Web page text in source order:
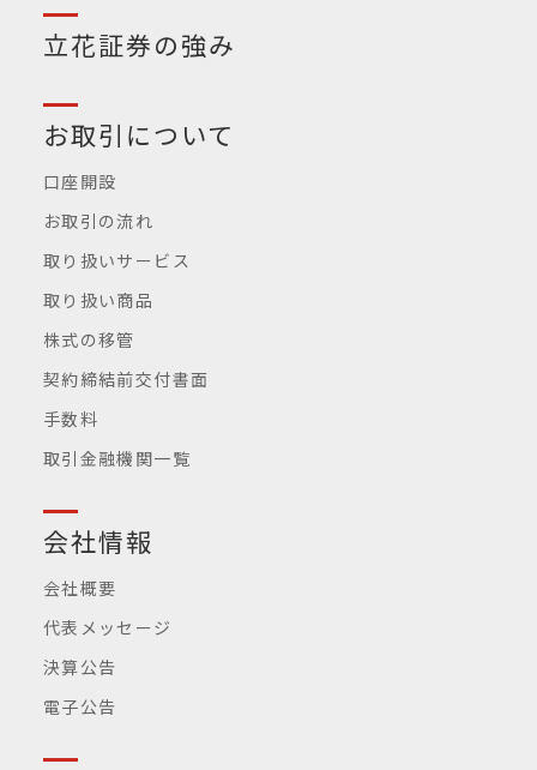
立花証券の強み
お取引について
口座開設
お取引の流れ
取り扱いサービス
取り扱い商品
株式の移管
契約締結前交付書面
手数料
取引金融機関一覧
会社情報
会社概要
代表メッセージ
決算公告
電子公告